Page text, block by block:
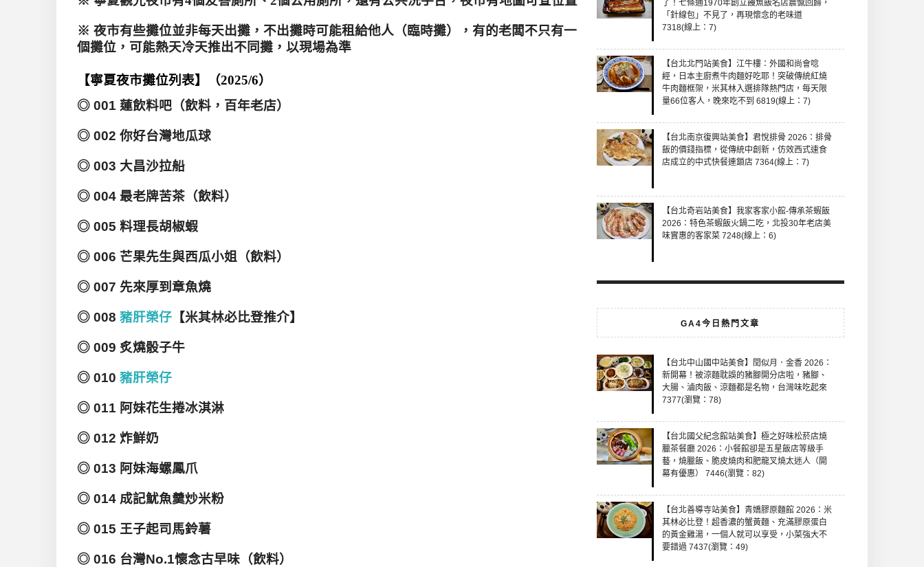
※ 夜市有些攤位並非每天出攤，不出攤時可能租給他人（臨時攤），有的老闆不只有一
個攤位，可能熱天冷天推出不同攤，以現場為準
【寧夏夜市攤位列表】（2025/6）
◎ 001 蓮飲料吧（飲料，百年老店）
◎ 002 你好台灣地瓜球
◎ 003 大昌沙拉船
◎ 004 最老牌苦茶（飲料）
◎ 005 料理長胡椒蝦
◎ 006 芒果先生與西瓜小姐（飲料）
◎ 007 先來厚到章魚燒
◎ 008 豬肝榮仔【米其林必比登推介】
◎ 009 炙燒骰子牛
◎ 010 豬肝榮仔
◎ 011 阿妹花生捲冰淇淋
◎ 012 炸鮮奶
◎ 013 阿妹海螺鳳爪
◎ 014 成記魷魚羹炒米粉
◎ 015 王子起司馬鈴薯
◎ 016 台灣No.1懷念古早味（飲料）
了！七條通1970年創立饅魚飯名店震憾回歸，
「針線包」不見了，再現懷念的老味道
7318(線上：7)
【台北北門站美食】江牛樓：外國和尚會唸
經，日本主廚煮牛肉麵好吃耶！突破傳統紅燒
牛肉麵框架，米其林入選排隊熱門店，每天限
量66位客人，晚來吃不到 6819(線上：7)
【台北南京復興站美食】君悅排骨 2026：排骨
飯的價錢指標，從傳統中創新，仿效西式速食
店成立的中式快餐連鎖店 7364(線上：7)
【台北奇岩站美食】我家客家小館-傳承茶蝦飯
2026：特色茶蝦飯火鍋二吃，北投30年老店美
味實惠的客家菜 7248(線上：6)
GA4今日熱門文章
【台北中山國中站美食】閏似月．金香 2026：
新開幕！被涼麵耽誤的豬腳開分店啦，豬腳、
大腸、滷肉飯、涼麵都是名物，台灣味吃起來
7377(瀏覽：78)
【台北國父紀念館站美食】極之好味松菸店燒
臘茶餐廳 2026：小餐館卻是五星飯店等級手
藝，燒臘飯、脆皮燒肉和肥龍叉燒太迷人（開
幕有優惠） 7446(瀏覽：82)
【台北善導寺站美食】青嬌膠原麵館 2026：米
其林必比登！超香濃的蟹黃麵、充滿膠原蛋白
的黃金雞湯，一個人就可以享受，小菜強大不
要錯過 7437(瀏覽：49)